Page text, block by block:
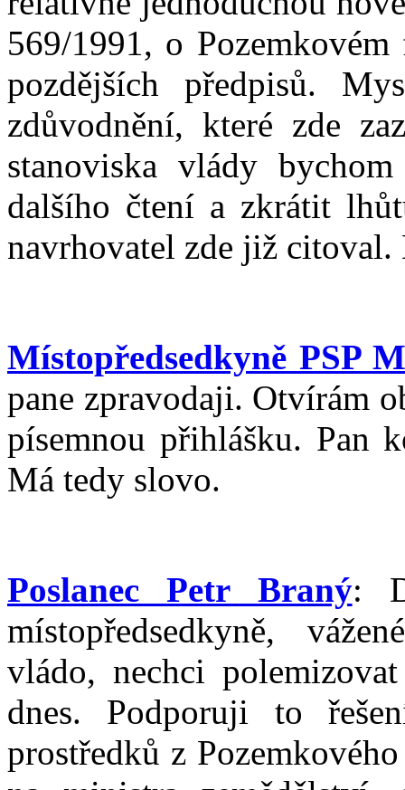
569/1991, o
pozdějších předpisů.
zdůvodnění, které zde
stanoviska vlády
dalšího čtení a zkrátit
navrhovatel zde již
Místopředsedkyně PSP
pane zpravodaji. Otvírám
písemnou přihlášku. Pan
Má tedy slovo.
Poslanec Petr Braný:
místopředsedkyně,
vládo, nechci
dnes. Podporuji to
prostředků z